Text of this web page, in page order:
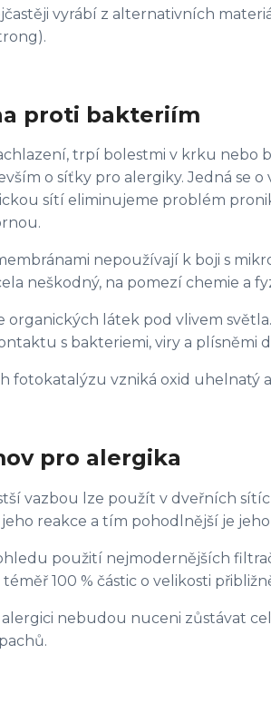
vyrábí z alternativních
proti bakteriím
trpí bolestmi v krku nebo
o síťky pro alergiky. Jedná se
sítí eliminujeme problém
nepoužívají k boji s
neškodný, na pomezí chemie a
organických látek pod vlivem
s bakteriemi, viry a plísněmi
fotokatalýzu vzniká oxid uhelnatý
pro alergika
vazbou lze použít v dveřních
reakce a tím pohodlnější je jeho
použití nejmodernějších
100 % částic o velikosti
nebudou nuceni zůstávat